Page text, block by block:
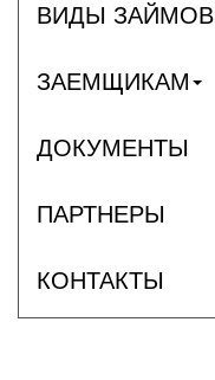
ВИДЫ ЗАЙМОВ
ЗАЕМЩИКАМ
ДОКУМЕНТЫ
ПАРТНЕРЫ
КОНТАКТЫ